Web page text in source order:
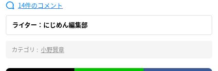
14
ライター：にじめん編集部
カテゴリ : 小野賢章